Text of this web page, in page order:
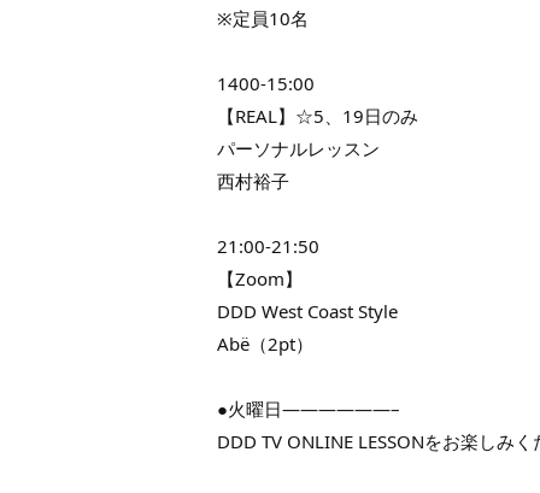
※定員10名
1400-15:00
【REAL】☆5、19日のみ
パーソナルレッスン
西村裕子
21:00-21:50
【Zoom】
DDD West Coast Style
Abë（2pt）
●火曜日——————–
DDD TV ONLINE LESSONをお楽しみく